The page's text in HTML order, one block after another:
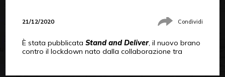
21/12/2020 Condividi
È stata pubblicata Stand and Deliver, il nuovo brano
contro il lockdown nato dalla collaborazione tra